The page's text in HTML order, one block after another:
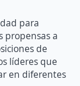
para
propensas a
de
líderes que
en diferentes